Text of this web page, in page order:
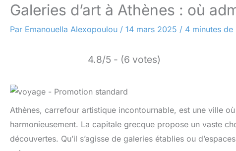
Galeries d’art à Athènes : où
Par Emanouella Alexopoulou / 14 mars 2025 / 4 minutes de
4.8/5 - (6 votes)
Athènes, carrefour artistique incontournable, est une ville
harmonieusement. La capitale grecque propose un vaste
découvertes. Qu’il s’agisse de galeries établies ou